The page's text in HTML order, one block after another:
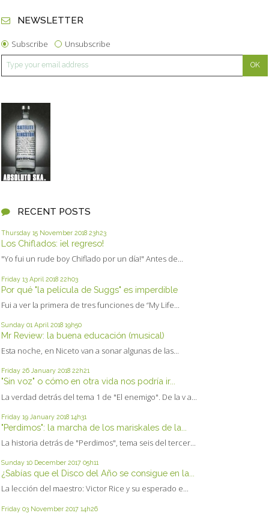
NEWSLETTER
Subscribe Unsubscribe
RECENT POSTS
Thursday 15 November 2018 23h23
Los Chiflados: ¡el regreso!
"Yo fui un rude boy Chiflado por un día!" Antes de...
Friday 13 April 2018 22h03
Por qué "la película de Suggs" es imperdible
Fui a ver la primera de tres funciones de “My Life...
Sunday 01 April 2018 19h50
Mr Review: la buena educación (musical)
Esta noche, en Niceto van a sonar algunas de las...
Friday 26 January 2018 22h21
"Sin voz" o cómo en otra vida nos podría ir...
La verdad detrás del tema 1 de "El enemigo". De la v a...
Friday 19 January 2018 14h31
"Perdimos": la marcha de los mariskales de la...
La historia detrás de "Perdimos", tema seis del tercer...
Sunday 10 December 2017 05h11
¿Sabías que el Disco del Año se consigue en la...
La lección del maestro: Victor Rice y su esperado e...
Friday 03 November 2017 14h26